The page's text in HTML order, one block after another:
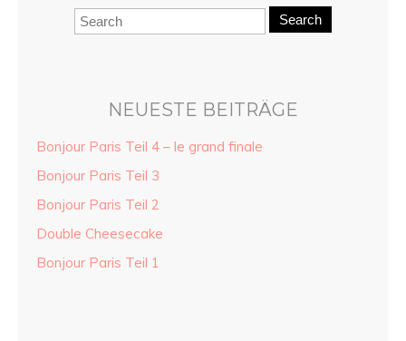
Search
NEUESTE BEITRÄGE
Bonjour Paris Teil 4 – le grand finale
Bonjour Paris Teil 3
Bonjour Paris Teil 2
Double Cheesecake
Bonjour Paris Teil 1